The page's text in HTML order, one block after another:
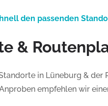
den passenden
&
in Lüneburg &
empfehlen wir